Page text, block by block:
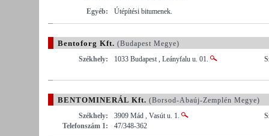
Egyéb:
Útépítési bitumenek.
Bentoforg Kft. (Budapest Megye)
Székhely:
1033 Budapest , Leányfalu u. 01.
BENTOMINERÁL Kft. (Borsod-Abaúj-Zemplén Megye)
Székhely:
3909 Mád , Vasút u. 1.
Telefonszám 1:
47/348-362